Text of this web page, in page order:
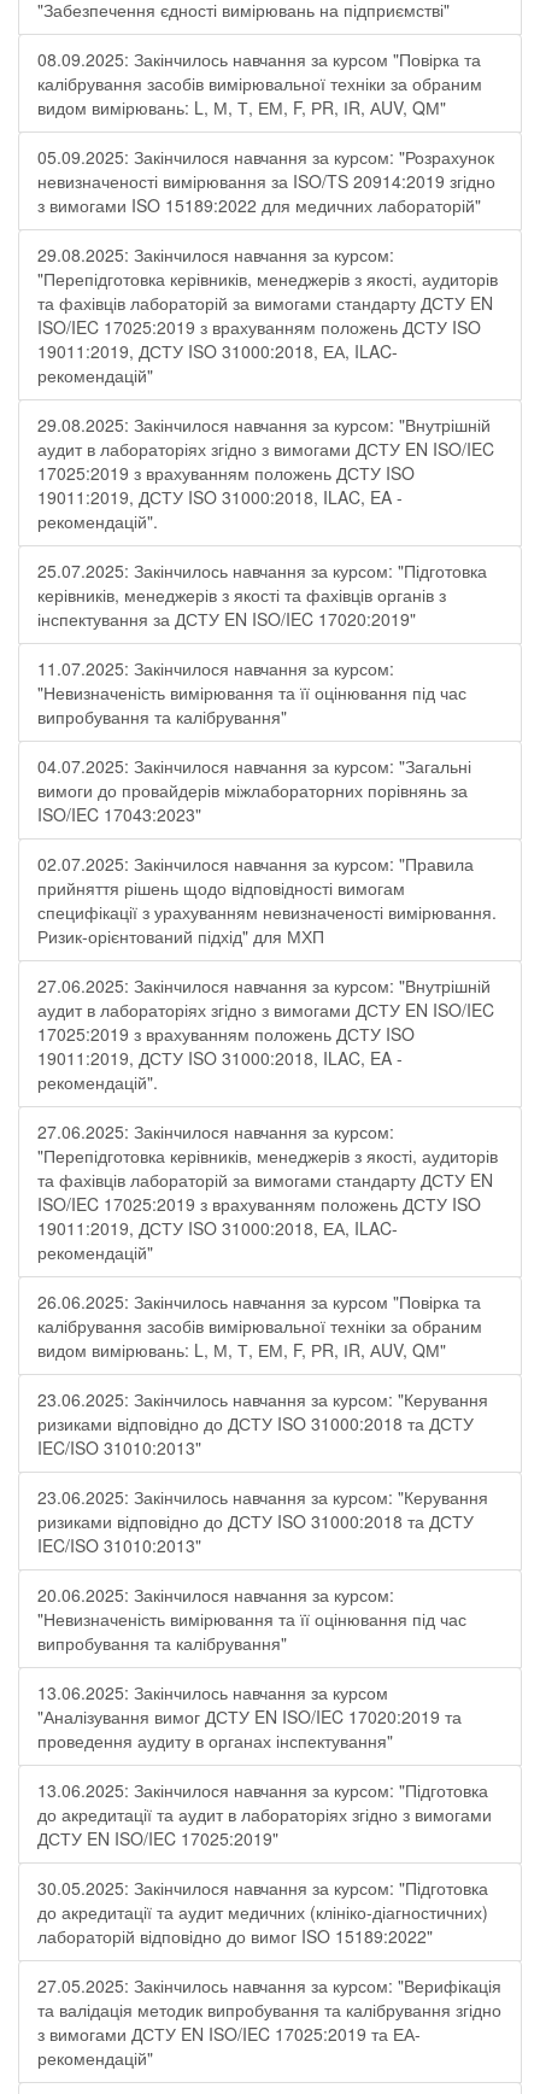
"Забезпечення єдності вимірювань на підприємстві"
08.09.2025: Закінчилось навчання за курсом "Повірка та
калібрування засобів вимірювальної техніки за обраним
видом вимірювань: L, М, Т, ЕМ, F, РR, ІR, АUV, QМ"
05.09.2025: Закінчилося навчання за курсом: "Розрахунок
невизначеності вимірювання за ISO/TS 20914:2019 згідно
з вимогами ISO 15189:2022 для медичних лабораторій"
29.08.2025: Закінчилося навчання за курсом:
"Перепідготовка керівників, менеджерів з якості, аудиторів
та фахівців лабораторій за вимогами стандарту ДСТУ EN
ISO/IEC 17025:2019 з врахуванням положень ДСТУ ISO
19011:2019, ДСТУ ISO 31000:2018, ЕА, ILAC-
рекомендацій"
29.08.2025: Закінчилося навчання за курсом: "Внутрішній
аудит в лабораторіях згідно з вимогами ДСТУ EN ISO/IEC
17025:2019 з врахуванням положень ДСТУ ISO
19011:2019, ДСТУ ISO 31000:2018, ILAC, EA -
рекомендацій".
25.07.2025: Закінчилось навчання за курсом: "Підготовка
керівників, менеджерів з якості та фахівців органів з
інспектування за ДСТУ EN ISO/IEC 17020:2019"
11.07.2025: Закінчилося навчання за курсом:
"Невизначеність вимірювання та її оцінювання під час
випробування та калібрування"
04.07.2025: Закінчилося навчання за курсом: "Загальні
вимоги до провайдерів міжлабораторних порівнянь за
ISO/IEC 17043:2023"
02.07.2025: Закінчилося навчання за курсом: "Правила
прийняття рішень щодо відповідності вимогам
специфікації з урахуванням невизначеності вимірювання.
Ризик-орієнтований підхід" для МХП
27.06.2025: Закінчилося навчання за курсом: "Внутрішній
аудит в лабораторіях згідно з вимогами ДСТУ EN ISO/IEC
17025:2019 з врахуванням положень ДСТУ ISO
19011:2019, ДСТУ ISO 31000:2018, ILAC, EA -
рекомендацій".
27.06.2025: Закінчилося навчання за курсом:
"Перепідготовка керівників, менеджерів з якості, аудиторів
та фахівців лабораторій за вимогами стандарту ДСТУ EN
ISO/IEC 17025:2019 з врахуванням положень ДСТУ ISO
19011:2019, ДСТУ ISO 31000:2018, ЕА, ILAC-
рекомендацій"
26.06.2025: Закінчилось навчання за курсом "Повірка та
калібрування засобів вимірювальної техніки за обраним
видом вимірювань: L, М, Т, ЕМ, F, РR, ІR, АUV, QМ"
23.06.2025: Закінчилось навчання за курсом: "Керування
ризиками відповідно до ДСТУ ISO 31000:2018 та ДСТУ
IEC/ISO 31010:2013"
23.06.2025: Закінчилось навчання за курсом: "Керування
ризиками відповідно до ДСТУ ISO 31000:2018 та ДСТУ
IEC/ISO 31010:2013"
20.06.2025: Закінчилося навчання за курсом:
"Невизначеність вимірювання та її оцінювання під час
випробування та калібрування"
13.06.2025: Закінчилось навчання за курсом
"Аналізування вимог ДСТУ EN ISO/IEC 17020:2019 та
проведення аудиту в органах інспектування"
13.06.2025: Закінчилося навчання за курсом: "Підготовка
до акредитації та аудит в лабораторіях згідно з вимогами
ДСТУ EN ISO/IEC 17025:2019"
30.05.2025: Закінчилося навчання за курсом: "Підготовка
до акредитації та аудит медичних (клініко-діагностичних)
лабораторій відповідно до вимог ISO 15189:2022"
27.05.2025: Закінчилось навчання за курсом: "Верифікація
та валідація методик випробування та калібрування згідно
з вимогами ДСТУ EN ISO/IEC 17025:2019 та ЕА-
рекомендацій"